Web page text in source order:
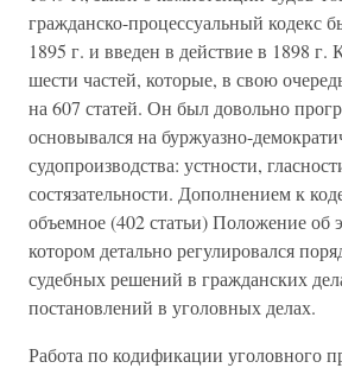
гражданско-процессуальный кодекс
1895 г. и введен в действие в 1898 г.
шести частей, которые, в свою
на 607 статей. Он был довольно
основывался на буржуазно-
судопроизводства: устности,
состязательности. Дополнением к
объемное (402 статьи) Положение об
котором детально регулировался
судебных решений в гражданских
постановлений в уголовных делах.
Работа по кодификации уголовного